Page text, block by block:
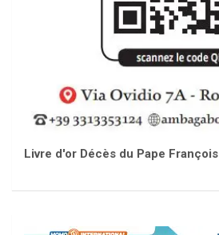
Livre d'or Décès du Pape François